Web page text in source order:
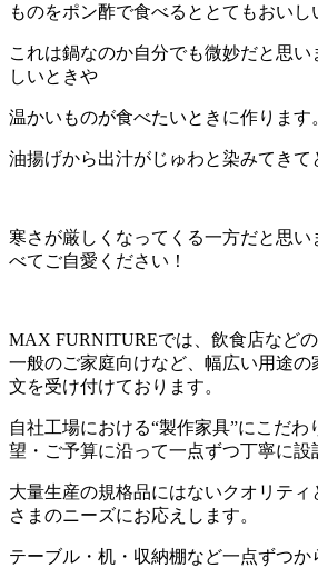
ものをポン酢で食べるととてもおいし
これは鍋なのか自分でも微妙だと思
しいときや
温かいものが食べたいときに作ります
油揚げから出汁がじゅわと染みてきて
寒さが厳しくなってくる一方だと思
べてご自愛ください！
MAX FURNITUREでは、飲食店など
一般のご家庭向けなど、幅広い用途の
文を受け付けております。
自社工場における“製作家具”にこだわ
望・ご予算に沿って一点ずつ丁寧に設
大量生産の規格品にはないクオリテ
さまのニーズにお応えします。
テーブル・机・収納棚など一点ずつ